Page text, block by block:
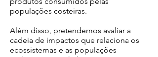
populações costeiras.
Além disso, pretendemos avaliar a
cadeia de impactos que relaciona os
ecossistemas e as populações